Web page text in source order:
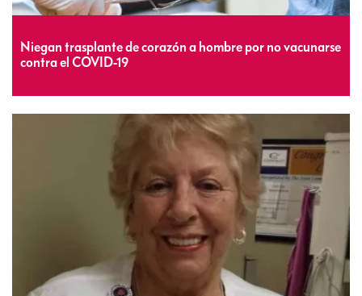
Niegan trasplante de corazón a hombre por no vacunarse
contra el COVID-19